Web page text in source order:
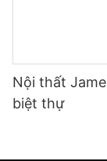
Nội thất
biệt thự